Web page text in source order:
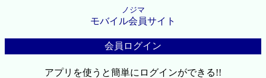
ノジマ
モバイル会員サイト
会員ログイン
アプリを使うと簡単にログインができる!!